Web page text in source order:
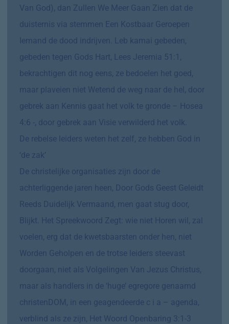
Van God), dan Zullen We Meer Gaan Zien dat de
duisternis via stemmen Een Kostbaar Geroepen
Iemand de dood indrijven. Leb kamai gebeden,
gebeden tegen Gods Hart, Lees Jeremia 51:1,
bekrachtigen dit nog eens, ze bedoelen het goed,
maar plaveien niet Wetend de weg naar de hel, door
gebrek aan Kennis gaat het volk te gronde – Hosea
4:6 -, door gebrek aan Visie verwilderd het volk.
De rebelse leiders weten het zelf, ze hebben God in
‘de zak’
De christelijke organisaties zijn door de
achterliggende jaren heen, Door Gods Geest Geleidt
Reeds Duidelijk Vermaand, men gaat stug door,
Blijkt. Het Spreekwoord Zegt: wie niet Horen wil, zal
voelen, erg dat de kwetsbaarsten onder hen, niet
Worden Geholpen en de trotse leiders steevast
doorgaan, niet als Volgelingen Van Jezus Christus,
maar als handlers in de ‘huge’ egregore genaamd
christenDOM, in een geagendeerde c i a – agenda,
verblind als ze zijn, Het Woord Openbaring 3:1-3